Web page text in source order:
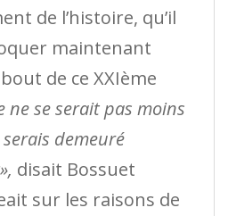
de l’histoire, qu’il
maintenant
de ce XXIème
ne se serait pas moins
demeuré
disait Bossuet
sur les raisons de